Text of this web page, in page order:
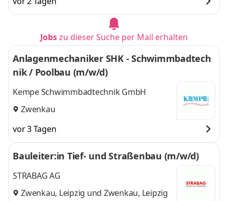
Jobszu dieser Suche per Mail erhalten
Anlagenmechaniker SHK - Schwimmbadtech
nik / Poolbau (m/w/d)
Kempe Schwimmbadtechnik GmbH
Zwenkau
vor 3 Tagen
Bauleiter:in Tief- und Straßenbau (m/w/d)
STRABAG AG
Zwenkau, Leipzig und Zwenkau, Leipzig